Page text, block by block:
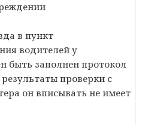
в пункт
водителей у
быть заполнен протокол
проверки с
он вписывать не имеет